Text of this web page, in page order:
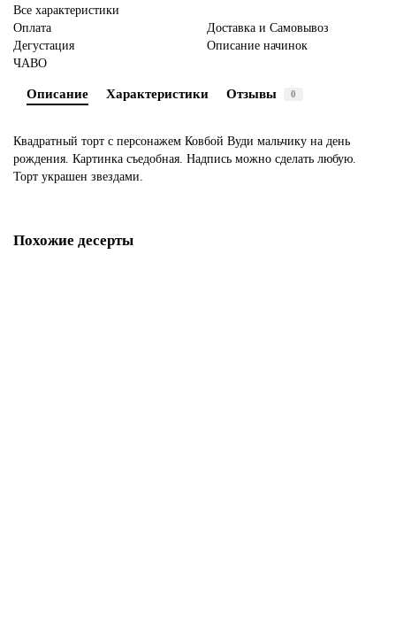
Все характеристики
Оплата
Доставка и Самовывоз
Дегустация
Описание начинок
ЧАВО
Описание Характеристики Отзывы 0
Квадратный торт с персонажем Ковбой Вуди мальчику на день
рождения. Картинка съедобная. Надпись можно сделать любую.
Торт украшен звездами.
Похожие десерты